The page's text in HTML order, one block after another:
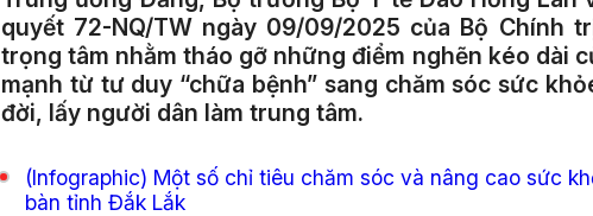
quyết 72-NQ/TW ngày 09/09/2025 của Bộ Chính
trọng tâm nhằm tháo gỡ những điểm nghẽn kéo dài
mạnh từ tư duy “chữa bệnh” sang chăm sóc sức
đời, lấy người dân làm trung tâm.
(Infographic) Một số chỉ tiêu chăm sóc và nâng cao sức
bàn tỉnh Đắk Lắk